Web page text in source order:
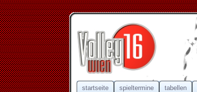
startseite spieltermine tabellen